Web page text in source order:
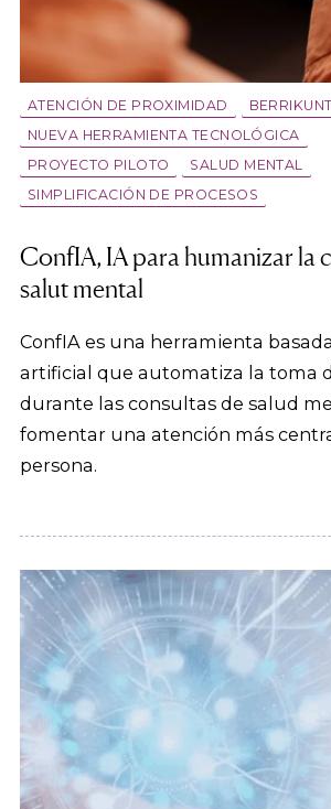
ATENCIÓN DE PROXIMIDAD
NUEVA HERRAMIENTA TECNOLÓGICA
PROYECTO PILOTO
SALUD MENTAL
SIMPLIFICACIÓN DE PROCESOS
ConfIA, IA para humanizar la
salut mental
ConfIA es una herramienta
artificial que automatiza la toma
durante las consultas de salud
fomentar una atención más
persona.